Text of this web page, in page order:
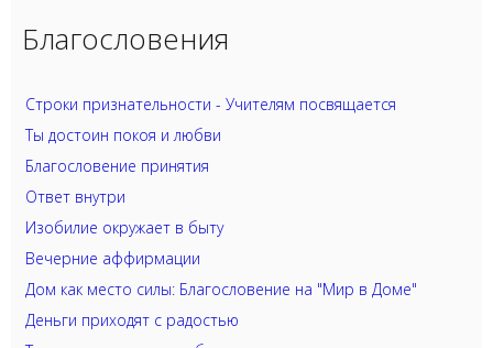
Благословения
Строки признательности - Учителям посвящается
Ты достоин покоя и любви
Благословение принятия
Ответ внутри
Изобилие окружает в быту
Вечерние аффирмации
Дом как место силы: Благословение на "Мир в Доме"
Деньги приходят с радостью